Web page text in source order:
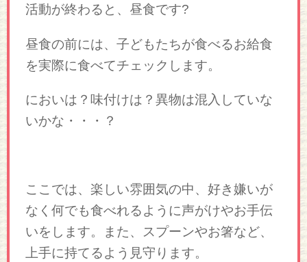
活動が終わると、昼食です?
昼食の前には、子どもたちが食べるお給食
を実際に食べてチェックします。
においは？味付けは？異物は混入していな
いかな・・・？
ここでは、楽しい雰囲気の中、好き嫌いが
なく何でも食べれるように声がけやお手伝
いをします。また、スプーンやお箸など、
上手に持てるよう見守ります。